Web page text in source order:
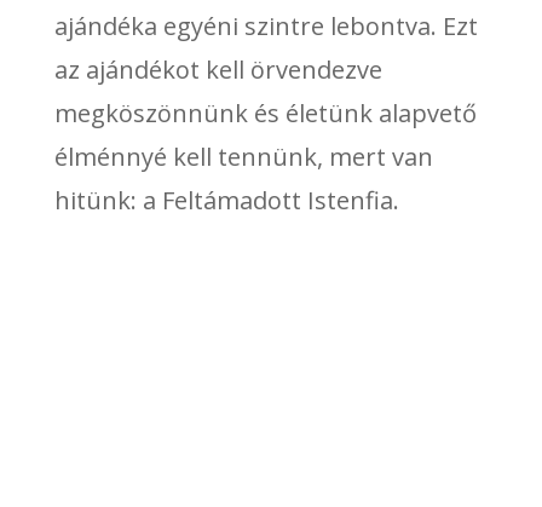
ajándéka egyéni szintre lebontva. Ezt
az ajándékot kell örvendezve
megköszönnünk és életünk alapvető
élménnyé kell tennünk, mert van
hitünk: a Feltámadott Istenfia.